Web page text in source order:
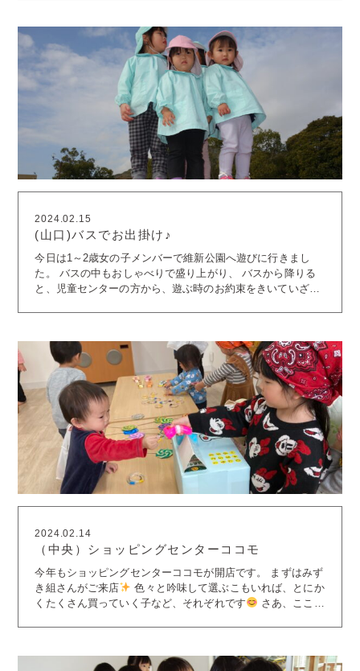
ているんですね
バランス～
こんな感じで先生たちをた
くさん笑わせてくれています。 お友達がボール遊びをしてい
るのを見て、 同じようにボールを持ってきました。 いろん
な方向に向かってポーン！ 乗りたいものが一緒なら、一緒に
乗るのもアリだねっ
クモを発見！ クモの動く様子をジッ
してもらって二人でドライブしていました
けて、一人で登れるようになったね！ 『倒れて助けてもら
う』という遊び
お友達がダッシュで助けに来てくれて、と
っても嬉しそうでした
「おいしいね～」というように、顔
ただきました。 「手、汚れたから洗ったら～？」とおままご
とコーナーへ案内してくれました
組さんも、ぐっと大きくなりました～
2024.02.15
(山口)バスでお出掛け♪
今日は1～2歳女の子メンバーで維新公園へ遊びに行きまし
た。 バスの中もおしゃべりで盛り上がり、 バスから降りる
と、児童センターの方から、遊ぶ時のお約束をきいていざ公
ちでした♡ 保育園では、あんず組さんとボーイズたちは、
園庭を広々と使って一人ひとりが集中して繰り返し遊ぶ姿が
みられました。 明日はバスに乗れるとワクワクしているボー
イズたちです♪ きょうも楽しいことたくさん見つけることが
出来ました。 明日も元気いっぱい笑顔いっぱいの登園をお待
ちしております。
2024.02.14
（中央）ショッピングセンターココモ
今年もショッピングセンターココモが開店です。 まずはみず
き組さんがご来店
色々と吟味して選ぶこもいれば、とにか
くたくさん買っていく子など、それぞれです
ぐに雰囲気に慣れてお買い物を楽しんでいました
みずき組